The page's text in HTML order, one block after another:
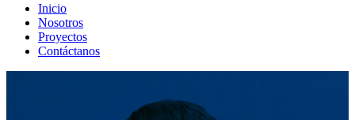
Inicio
Nosotros
Proyectos
Contáctanos